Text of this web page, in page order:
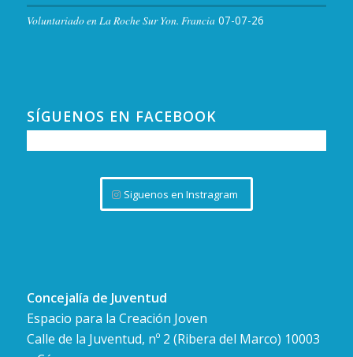
Voluntariado en La Roche Sur Yon. Francia 07-07-26
SÍGUENOS EN FACEBOOK
Siguenos en Instragram
Concejalía de Juventud
Espacio para la Creación Joven
Calle de la Juventud, nº 2 (Ribera del Marco) 10003